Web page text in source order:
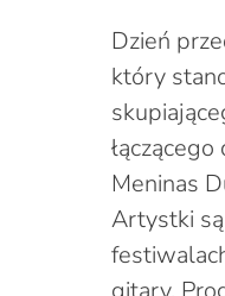
Dzień
który
Meninas
Artystki